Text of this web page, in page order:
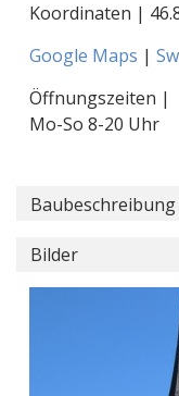
Koordinaten |
Google Maps |
Öffnungszeiten |
Mo-So 8-20 Uhr
Baubeschreibung
Bilder